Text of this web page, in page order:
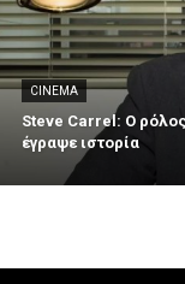
CINEMA
Steve Carrel: Ο
έγραψε ιστορία